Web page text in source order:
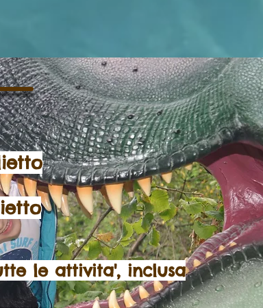
le attivita', inclusa